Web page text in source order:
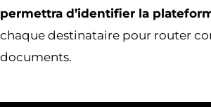
permettra d’identifier la
chaque destinataire pour router
documents.